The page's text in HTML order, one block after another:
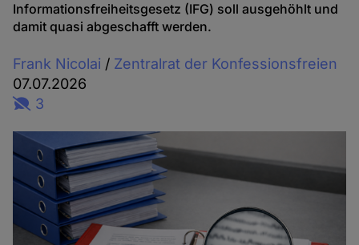
Informationsfreiheitsgesetz (IFG) soll ausgehöhlt und
damit quasi abgeschafft werden.
Frank Nicolai / Zentralrat der Konfessionsfreien
07.07.2026
3